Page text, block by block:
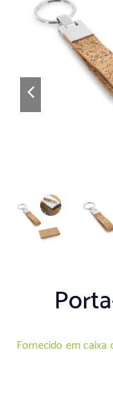
Fornecido em caixa